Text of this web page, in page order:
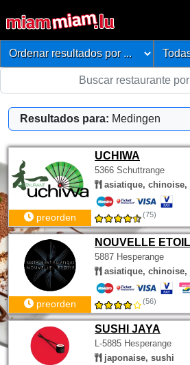
Resultados para: Medingen
UCHIWA
5366 Schuttrange
asiatique,
preorden (75)
NOUVELLE
5887 Hesperange
asiatique,
preorden (56)
SUSHI JAYA
L-5885 Hesperange
japonaise, sushi